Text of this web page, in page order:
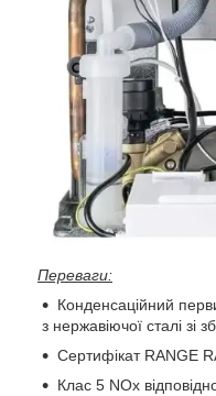
Переваги:
Конденсаційний
з нержавіючої сталі зі
Сертифікат RANGE
Клас 5 NOx